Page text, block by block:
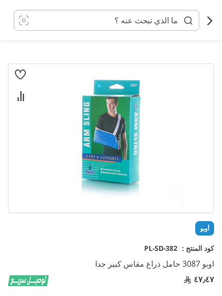
المحتوى
أوبو
كود المنتج : PL-SD-382
اوبو 3087 حامل ذراع مقاس كبير جدا
٤٧٫٤٧
انتقل
تخطي
إلى
بداية
معرض
الصور